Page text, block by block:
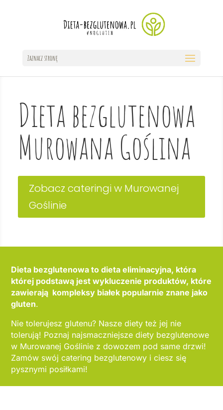
Zaznacz stronę
Dieta bezglutenowa
Murowana Goślina
Zobacz cateringi w Murowanej
Goślinie
Dieta bezglutenowa to dieta eliminacyjna, która
której podstawą jest wykluczenie produktów, które
zawierają kompleksy białek popularnie znane jako
gluten.
Nie tolerujesz glutenu? Nasze diety też jej nie
tolerują! Poznaj najsmaczniejsze diety bezglutenowe
w Murowanej Goślinie z dowozem pod same drzwi!
Zamów swój catering bezglutenowy i ciesz się
pysznymi posiłkami!